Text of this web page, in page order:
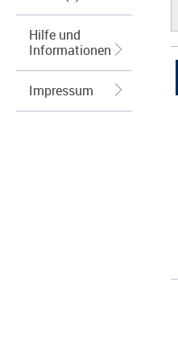
Hilfe und
Informationen
Impressum